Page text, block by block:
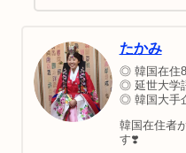
たかみ
◎ 韓国在住
◎ 延世大学
◎ 韓国大手
韓国在住者
す❣️